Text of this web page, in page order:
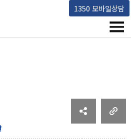
1350 모바일상담
임운영기관 고객상담센터
메